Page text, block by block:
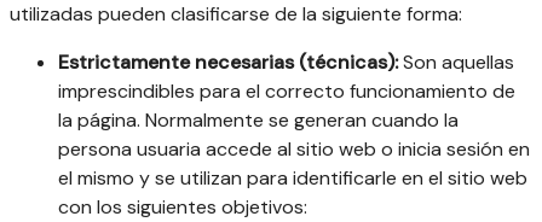
utilizadas pueden clasificarse de la siguiente forma:
Estrictamente necesarias (técnicas):Son aquellas
imprescindibles para el correcto funcionamiento de
la página. Normalmente se generan cuando la
persona usuaria accede al sitio web o inicia sesión en
el mismo y se utilizan para identificarle en el sitio web
con los siguientes objetivos: